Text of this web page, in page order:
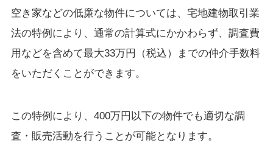
空き家などの低廉な物件については、宅地建物取引業
法の特例により、通常の計算式にかかわらず、調査費
用などを含めて最大33万円（税込）までの仲介手数料
をいただくことができます。
この特例により、400万円以下の物件でも適切な調
査・販売活動を行うことが可能となります。